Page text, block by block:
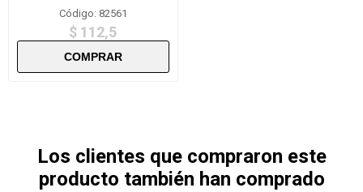
Código: 82561
$ 112,5
Los clientes que compraron este
producto también han comprado